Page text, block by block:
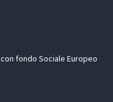
fondo Sociale Europeo